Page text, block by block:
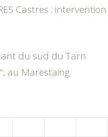
Castres : intervention
du sud du Tarn
au Marestaing